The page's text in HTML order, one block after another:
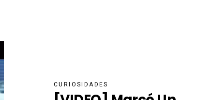
CURIOSIDADES